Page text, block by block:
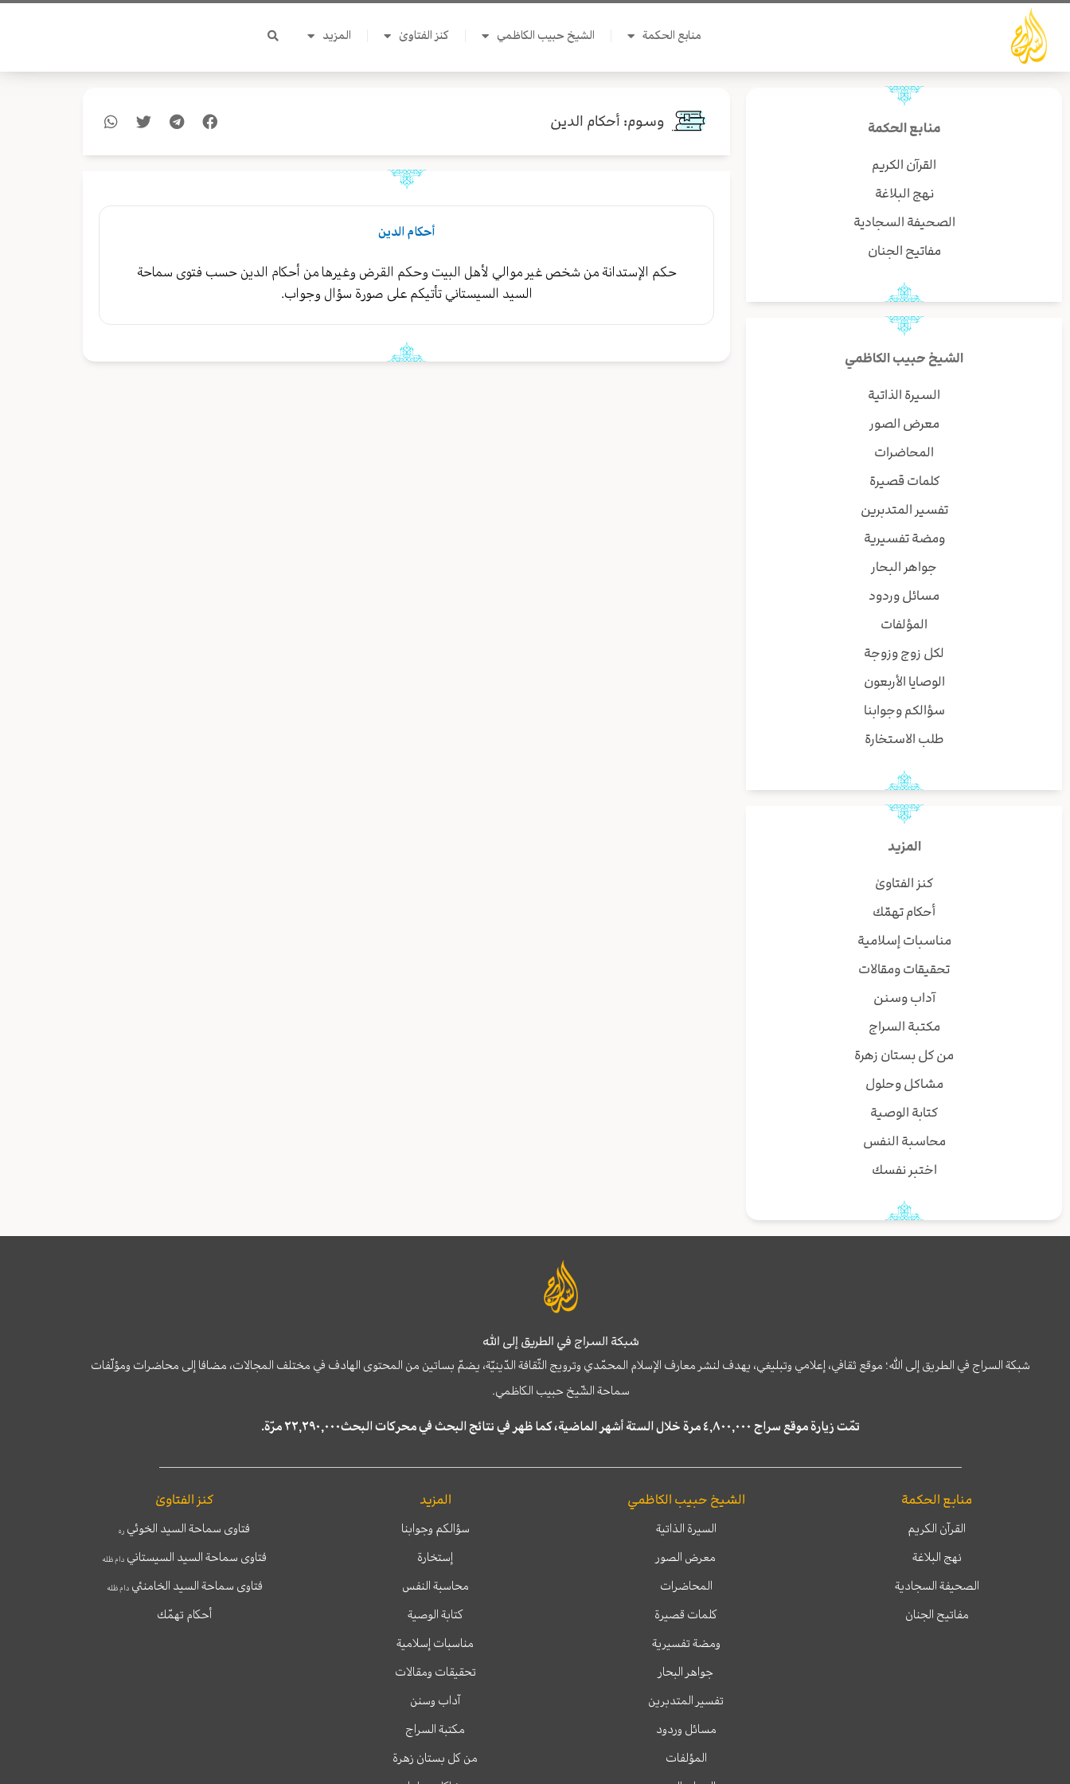
تخطي
المحتوى
منابع الحكمة الشيخ حبيب الكاظمي كنز الفتاوىٰ المزيد
منابع الحكمة
القرآن الكريم
نهج البلاغة
الصحيفة السجادية
مفاتيح الجنان
الشيخ حبيب الكاظمي
السيرة الذاتية
معرض الصور
المحاضرات
كلمات قصيرة
تفسير المتدبرين
ومضة تفسيرية
جواهر البحار
مسائل وردود
المؤلفات
لكل زوج وزوجة
الوصايا الأربعون
سؤالكم وجوابنا
طلب الاستخارة
المزيد
كنز الفتاوىٰ
أحكام تهمّك
مناسبات إسلامية
تحقيقات ومقالات
آداب وسنن
مكتبة السراج
من كل بستان زهرة
مشاكل وحلول
كتابة الوصية
محاسبة النفس
اختبر نفسك
وسوم: أحكام الدين
أحكام الدين
حكم الإستدانة من شخص غير موالي لأهل البيت وحكم القرض وغيرها من أحكام الدين حسب فتوى سماحة
السيد السيستاني تأتيكم على صورة سؤال وجواب.
شبكة السراج في الطريق إلى الله
شبكة السراج في الطريق إلى الله؛ موقع ثقافي، إعلامي وتبليغي، يهدف لنشر معارف الإسلام المحمّدي وترويج الثّقافة الدّينيّة، يضمّ بساتين من المحتوى الهادف في مختلف المجالات، مضافا إلى محاضرات ومؤلّفات
سماحة الشّيخ حبيب الكاظمي.
تمّت زيارة موقع سراج ٤,٨٠٠,٠٠٠ مرة خلال الستة أشهر الماضية، كما ظهر في نتائج البحث في محركات البحث٢٢,٢٩٠,٠٠٠ مرّة.
منابع الحكمة
القرآن الكريم
نهج البلاغة
الصحيفة السجادية
مفاتيح الجنان
الشيخ حبيب الكاظمي
السيرة الذاتية
معرض الصور
المحاضرات
كلمات قصيرة
ومضة تفسيرية
جواهر البحار
تفسير المتدبرين
مسائل وردود
المؤلفات
المزيد
سؤالكم وجوابنا
إستخارة
محاسبة النفس
كتابة الوصية
مناسبات إسلامية
تحقيقات ومقالات
آداب وسنن
مكتبة السراج
من كل بستان زهرة
كنز الفتاوىٰ
فتاوى سماحة السيد الخوئي ره
فتاوى سماحة السيد السيستاني دام ظله
فتاوى سماحة السيد الخامنئيدام ظله
أحكام تهمّك